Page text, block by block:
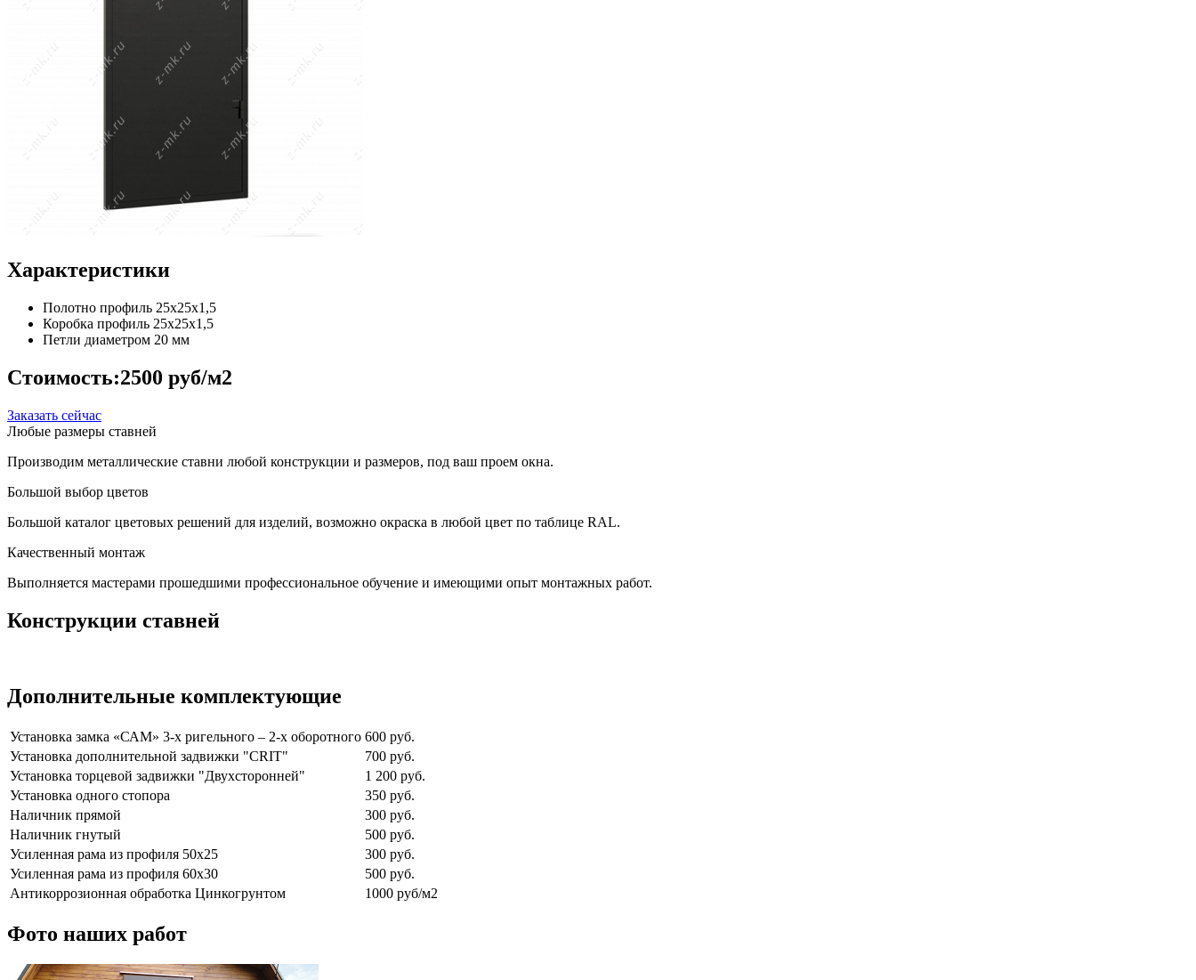
Характеристики
Полотно профиль 25х25х1,5
Коробка профиль 25х25х1,5
Петли диаметром 20 мм
Стоимость:2500 руб/м2
Заказать сейчас
Любые размеры ставней
Производим металлические ставни любой конструкции и размеров, под ваш проем окна.
Большой выбор цветов
Большой каталог цветовых решений для изделий, возможно окраска в любой цвет по таблице RAL.
Качественный монтаж
Выполняется мастерами прошедшими профессиональное обучение и имеющими опыт монтажных работ.
Конструкции ставней
Дополнительные комплектующие
Установка замка «САМ» 3-х ригельного – 2-х оборотного 600 руб.
Установка дополнительной задвижки "CRIT"
700 руб.
Установка торцевой задвижки "Двухсторонней"
1 200 руб.
Установка одного стопора
350 руб.
Наличник прямой
300 руб.
Наличник гнутый
500 руб.
Усиленная рама из профиля 50х25
300 руб.
Усиленная рама из профиля 60х30
500 руб.
Антикоррозионная обработка Цинкогрунтом
1000 руб/м2
Фото наших работ